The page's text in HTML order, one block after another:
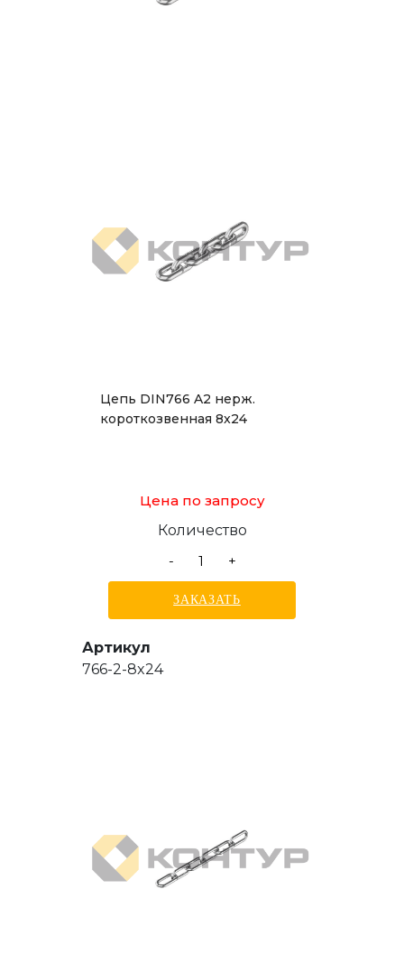
Цепь DIN766 A2 нерж.
короткозвенная 8x24
Цена по запросу
Количество
-
+
ЗАКАЗАТЬ
Артикул
766-2-8x24